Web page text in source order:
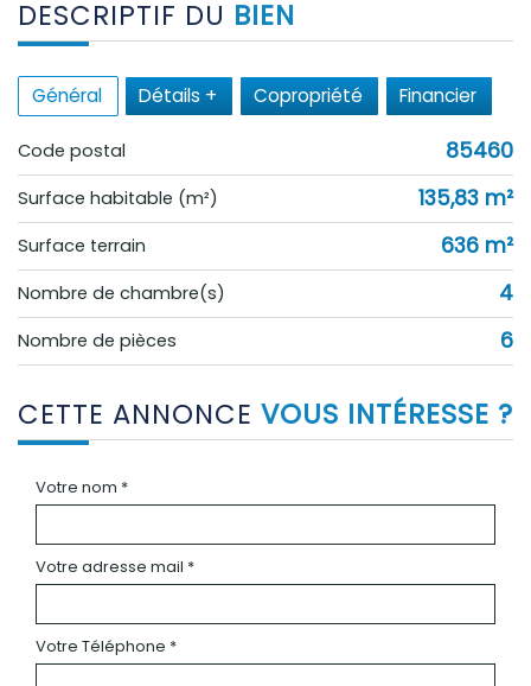
DESCRIPTIF DU BIEN
Général Détails + Copropriété Financier
Code postal 85460
Surface habitable (m²) 135,83 m²
surface terrain 636 m²
Nombre de chambre(s) 4
Nombre de pièces 6
CETTE ANNONCE VOUS INTÉRESSE ?
Votre nom *
Votre adresse mail *
Votre Téléphone *